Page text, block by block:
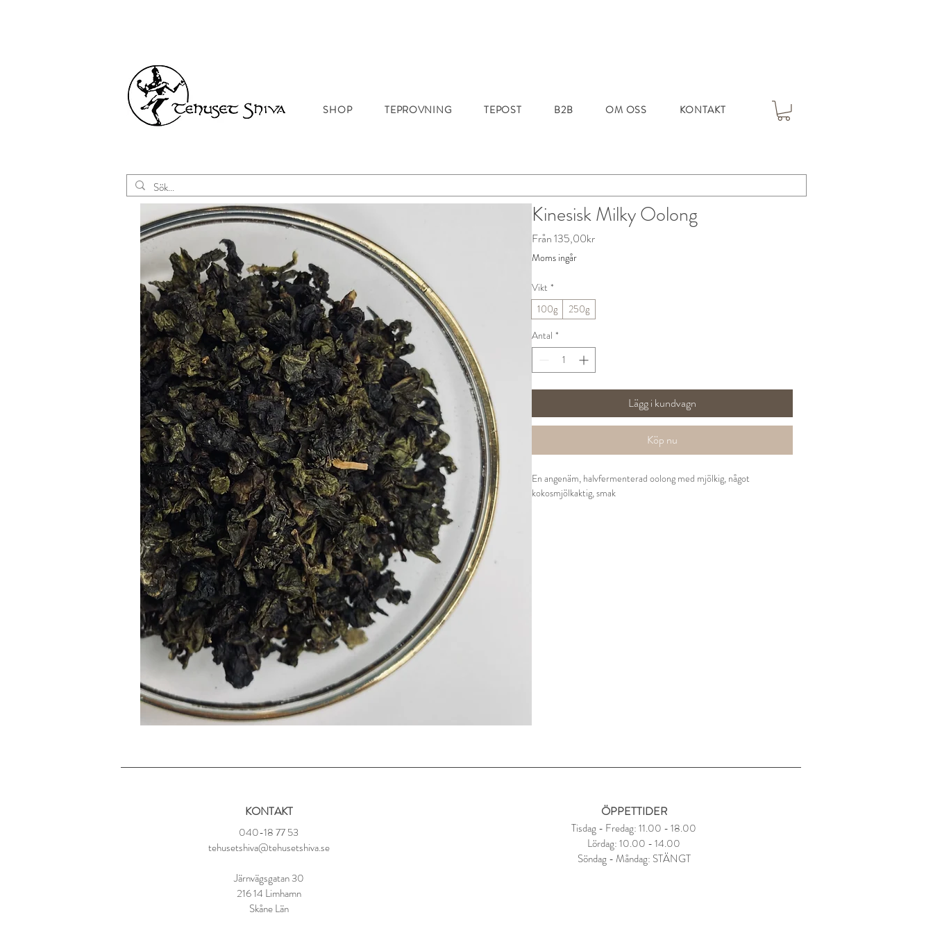
SHOP TEPROVNING TEPOST B2B OM OSS KONTAKT
Kinesisk Milky Oolong
Från135,00krReapris
Moms ingår
Vikt *
100g
250g
Antal *
Lägg i kundvagn
Köp nu
En angenäm, halvfermenterad oolong med mjölkig, något
kokosmjölkaktig, smak
KONTAKT
040-18 77 53
tehusetshiva@tehusetshiva.se
Järnvägsgatan 30
216 14 Limhamn
Skåne Län
ÖPPETTIDER
Tisdag - Fredag: 11.00 - 18.00
Lördag: 10.00 - 14.00
Söndag - Måndag: STÄNGT